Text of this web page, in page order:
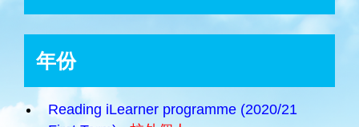
年份
Reading iLearner programme (2020/21